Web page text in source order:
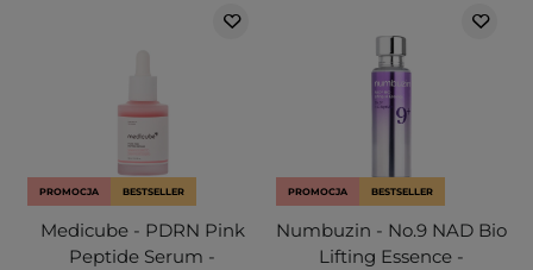
PROMOCJA BESTSELLER
Medicube - PDRN Pink
Peptide Serum -
PROMOCJA BESTSELLER
Numbuzin - No.9 NAD Bio
Lifting Essence -